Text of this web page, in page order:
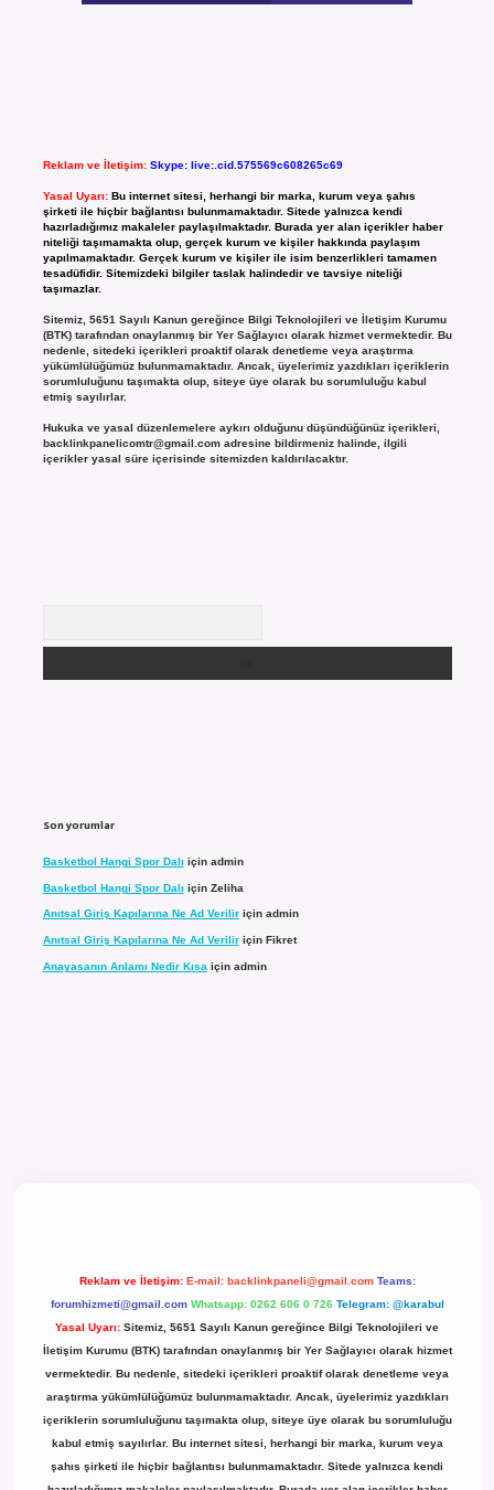
Reklam ve İletişim: Skype: live:.cid.575569c608265c69
Yasal Uyarı: Bu internet sitesi, herhangi bir marka, kurum veya şahıs
şirketi ile hiçbir bağlantısı bulunmamaktadır. Sitede yalnızca kendi
hazırladığımız makaleler paylaşılmaktadır. Burada yer alan içerikler haber
niteliği taşımamakta olup, gerçek kurum ve kişiler hakkında paylaşım
yapılmamaktadır. Gerçek kurum ve kişiler ile isim benzerlikleri tamamen
tesadüfidir. Sitemizdeki bilgiler taslak halindedir ve tavsiye niteliği
taşımazlar.
Sitemiz, 5651 Sayılı Kanun gereğince Bilgi Teknolojileri ve İletişim Kurumu
(BTK) tarafından onaylanmış bir Yer Sağlayıcı olarak hizmet vermektedir. Bu
nedenle, sitedeki içerikleri proaktif olarak denetleme veya araştırma
yükümlülüğümüz bulunmamaktadır. Ancak, üyelerimiz yazdıkları içeriklerin
sorumluluğunu taşımakta olup, siteye üye olarak bu sorumluluğu kabul
etmiş sayılırlar.
Hukuka ve yasal düzenlemelere aykırı olduğunu düşündüğünüz içerikleri,
backlinkpanelicomtr@gmail.comadresine bildirmeniz halinde, ilgili
içerikler yasal süre içerisinde sitemizden kaldırılacaktır.
Son yorumlar
Basketbol Hangi Spor Dalı için admin
Basketbol Hangi Spor Dalı için Zeliha
Anıtsal Giriş Kapılarına Ne Ad Veriliriçin admin
Anıtsal Giriş Kapılarına Ne Ad Veriliriçin Fikret
Anayasanın Anlamı Nedir Kısa için admin
Reklam ve İletişim: E-mail: backlinkpaneli@gmail.com Teams:
forumhizmeti@gmail.com Whatsapp: 0262 606 0 726 Telegram: @karabul
Yasal Uyarı: Sitemiz, 5651 Sayılı Kanun gereğince Bilgi Teknolojileri ve
İletişim Kurumu (BTK) tarafından onaylanmış bir Yer Sağlayıcı olarak hizmet
vermektedir. Bu nedenle, sitedeki içerikleri proaktif olarak denetleme veya
araştırma yükümlülüğümüz bulunmamaktadır. Ancak, üyelerimiz yazdıkları
içeriklerin sorumluluğunu taşımakta olup, siteye üye olarak bu sorumluluğu
kabul etmiş sayılırlar. Bu internet sitesi, herhangi bir marka, kurum veya
şahıs şirketi ile hiçbir bağlantısı bulunmamaktadır. Sitede yalnızca kendi